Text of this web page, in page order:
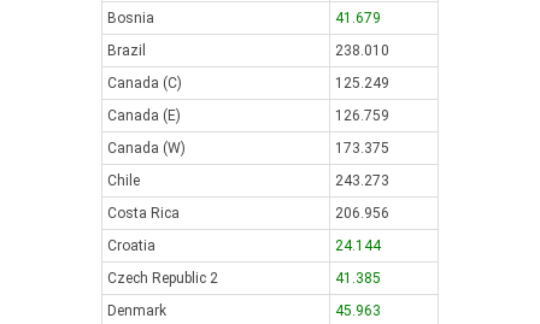
Bosnia
41.679
Brazil
238.010
Canada (C)
125.249
Canada (E)
126.759
Canada (W)
173.375
Chile
243.273
Costa Rica
206.956
Croatia
24.144
Czech Republic 2
41.385
Denmark
45.963